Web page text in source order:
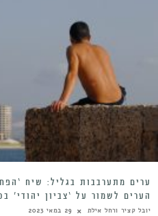
ערים מתערבבות בגליל: שיח
הערים לשמור על ‘צביון יהודי’
יובל קציר ורחל אילת 29 במאי 2023